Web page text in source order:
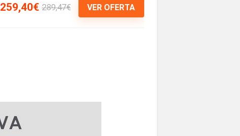
259,40€ 289,47€ VER OFERTA